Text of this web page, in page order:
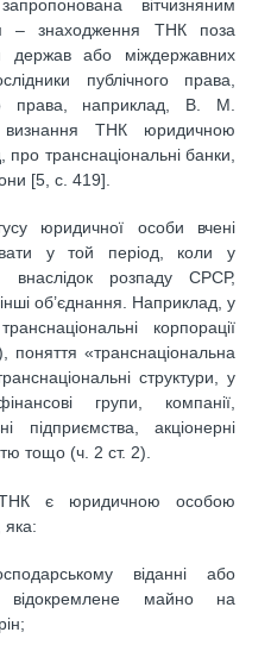
вітчизняним
– знаходження ТНК поза
держав або міждержавних
публічного права,
права, наприклад, В. М.
ТНК юридичною
транснаціональні банки,
[5, с. 419].
юридичної особи вчені
у той період, коли у
розпаду СРСР,
об’єднання. Наприклад, у
корпорації
«транснаціональна
структури, у
групи, компанії,
підприємства, акціонерні
тощо (ч. 2 ст. 2).
є юридичною особою
яка:
віданні або
відокремлене майно на